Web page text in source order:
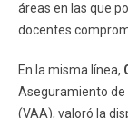
áreas en las que
docentes
En la misma línea,
Aseguramiento de
(VAA), valoró la